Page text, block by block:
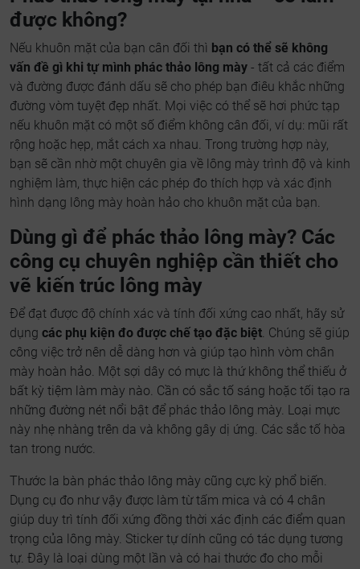
được không?
Nếu khuôn mặt của bạn cân đối thì bạn có thể sẽ không
vấn đề gì khi tự mình phác thảo lông mày - tất cả các điểm
và đường được đánh dấu sẽ cho phép bạn điêu khắc những
đường vòm tuyệt đẹp nhất. Mọi việc có thể sẽ hơi phức tạp
nếu khuôn mặt có một số điểm không cân đối, ví dụ: mũi rất
rộng hoặc hẹp, mắt cách xa nhau. Trong trường hợp này,
bạn sẽ cần nhờ một chuyên gia về lông mày trình độ và kinh
nghiệm làm, thực hiện các phép đo thích hợp và xác định
hình dạng lông mày hoàn hảo cho khuôn mặt của bạn.
Dùng gì để phác thảo lông mày? Các
công cụ chuyên nghiệp cần thiết cho
vẽ kiến trúc lông mày
Để đạt được độ chính xác và tính đối xứng cao nhất, hãy sử
dụng các phụ kiện đo được chế tạo đặc biệt. Chúng sẽ giúp
công việc trở nên dễ dàng hơn và giúp tạo hình vòm chân
mày hoàn hảo. Một sợi dây có mực là thứ không thể thiếu ở
bất kỳ tiệm làm mày nào. Cần có sắc tố sáng hoặc tối tạo ra
những đường nét nổi bật để phác thảo lông mày. Loại mực
này nhẹ nhàng trên da và không gây dị ứng. Các sắc tố hòa
tan trong nước.
Thước la bàn phác thảo lông mày cũng cực kỳ phổ biến.
Dụng cụ đo như vậy được làm từ tấm mica và có 4 chân
giúp duy trì tính đối xứng đồng thời xác định các điểm quan
trọng của lông mày. Sticker tự dính cũng có tác dụng tương
tự. Đây là loại dùng một lần và có hai thước đo cho mỗi